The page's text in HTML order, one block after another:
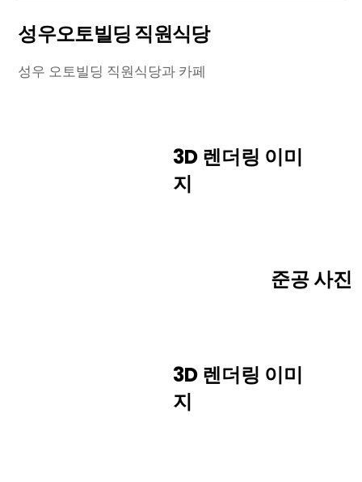
성우오토빌딩 직원식당
성우 오토빌딩 직원식당과 카페
3D 렌더링 이미
지
준공 사진
3D 렌더링 이미
지